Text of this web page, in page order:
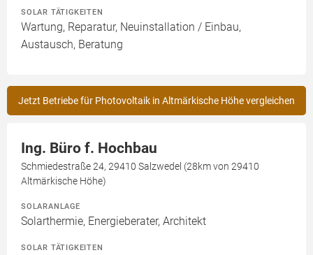
SOLAR TÄTIGKEITEN
Wartung, Reparatur, Neuinstallation / Einbau,
Austausch, Beratung
Jetzt Betriebe für Photovoltaik in Altmärkische Höhe vergleichen
Ing. Büro f. Hochbau
Schmiedestraße 24, 29410 Salzwedel (28km von 29410
Altmärkische Höhe)
SOLARANLAGE
Solarthermie, Energieberater, Architekt
SOLAR TÄTIGKEITEN